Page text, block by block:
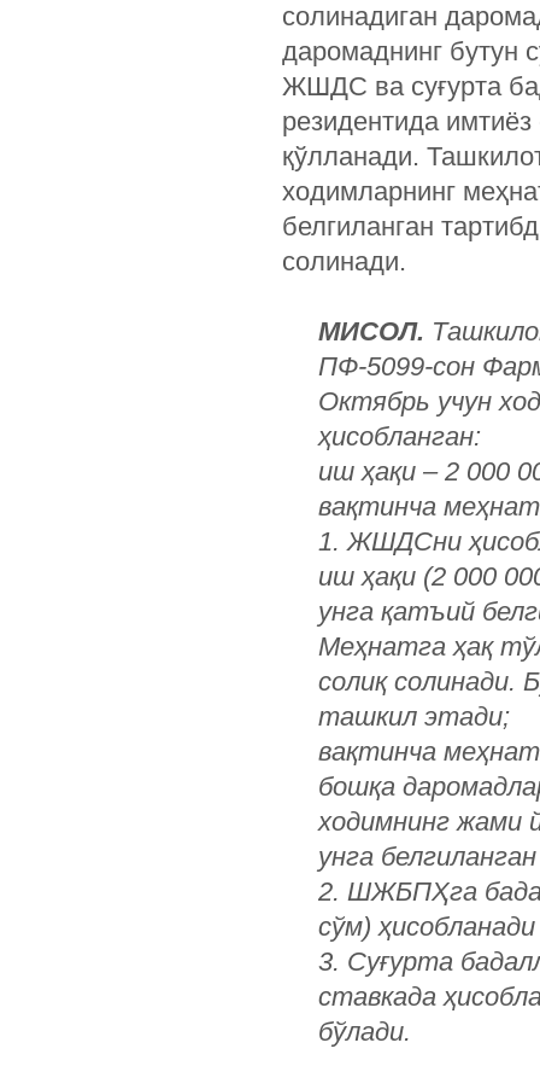
солинадиган
даромаднинг бутун
ЖШДС ва суғурта
резидентида
қўлланади.
ходимларнинг
белгиланган
солинади.
МИСОЛ.
­ПФ-5099-сон
Октябрь учун
ҳисобланган:
иш ҳақи – 2 000
вақтинча
1. ЖШДСни
иш ҳақи (2 000
унга қатъий
Меҳнатга ҳақ
солиқ солинади.
ташкил этади;
вақтинча
бошқа
ходимнинг жами
унга
2. ШЖБПҲга
сўм)
3. Суғурта
ставкада
бўлади.